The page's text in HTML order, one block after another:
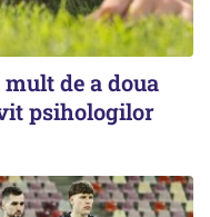
de a doua
psihologilor